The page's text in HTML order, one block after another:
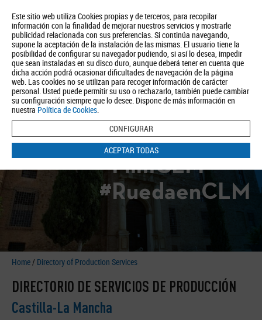
Este sitio web utiliza Cookies propias y de terceros, para recopilar
información con la finalidad de mejorar nuestros servicios y mostrarle
publicidad relacionada con sus preferencias. Si continúa navegando,
supone la aceptación de la instalación de las mismas. El usuario tiene la
posibilidad de configurar su navegador pudiendo, si así lo desea, impedir
que sean instaladas en su disco duro, aunque deberá tener en cuenta que
dicha acción podrá ocasionar dificultades de navegación de la página
web. Las cookies no se utilizan para recoger información de carácter
personal. Usted puede permitir su uso o rechazarlo, también puede cambiar
su configuración siempre que lo desee. Dispone de más información en
nuestra Política de Cookies.
CONFIGURAR
ACEPTAR TODAS
About us Tourism Política de Privacidad Aviso Legal Política de Cookies
BUSCAR
#FilmCLM
#RuedaenCLM
Home/ Directory of Production Services
DIRECTORIO DE SERVICIOS DE PRODUCCIÓN
Castilla-La Mancha